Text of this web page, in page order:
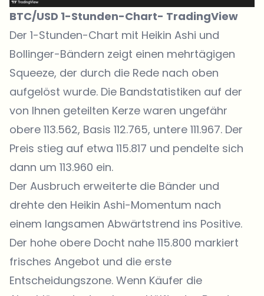
BTC/USD 1-Stunden-Chart- TradingView
Der 1-Stunden-Chart mit Heikin Ashi und
Bollinger-Bändern zeigt einen mehrtägigen
Squeeze, der durch die Rede nach oben
aufgelöst wurde. Die Bandstatistiken auf der
von Ihnen geteilten Kerze waren ungefähr
obere 113.562, Basis 112.765, untere 111.967. Der
Preis stieg auf etwa 115.817 und pendelte sich
dann um 113.960 ein.
Der Ausbruch erweiterte die Bänder und
drehte den Heikin Ashi-Momentum nach
einem langsamen Abwärtstrend ins Positive.
Der hohe obere Docht nahe 115.800 markiert
frisches Angebot und die erste
Entscheidungszone. Wenn Käufer die